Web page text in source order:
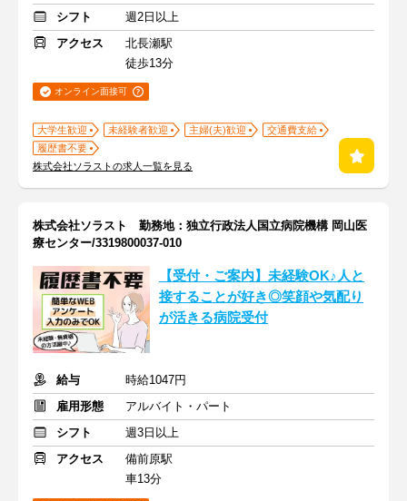
シフト
週2日以上
アクセス
北長瀬駅
徒歩13分
オンライン面接可
大学生歓迎 未経験者歓迎 主婦(夫)歓迎
交通費支給
履歴書不要
株式会社ソラストの求人一覧を見る
株式会社ソラスト 勤務地：独立行政法人国立病院機構 岡山医
療センター/3319800037-010
【受付・ご案内】未経験OK♪人と
接することが好き◎笑顔や気配り
が活きる病院受付
給与
時給1047円
雇用形態
アルバイト・パート
シフト
週3日以上
アクセス
備前原駅
車13分